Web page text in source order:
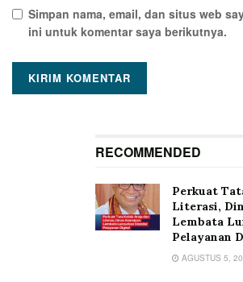
Simpan nama, email, dan situs web
ini untuk komentar saya berikutnya.
RECOMMENDED
Perkuat
Literasi,
Lembata
Pelayanan
AGUSTUS 5,